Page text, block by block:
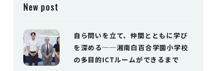
New post
自ら問いを立て、仲間とともに学び
を深める──湘南白百合学園小学校
の多目的ICTルームができるまで